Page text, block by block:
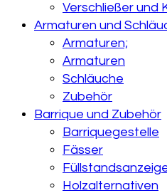
Verschließer und
Armaturen und
Armaturen;
Armaturen
Schläuche
Zubehör
Barrique und Zubehör
Barriquegestelle
Fässer
Holzalternativen